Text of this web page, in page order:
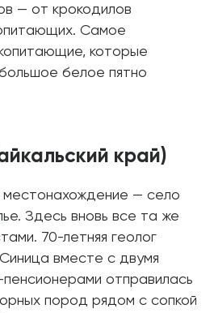
— от крокодилов
Самое
которые
белое пятно
край)
— село
Здесь вновь все та же
70-летняя геолог
вместе с двумя
отправилась
пород рядом с сопкой